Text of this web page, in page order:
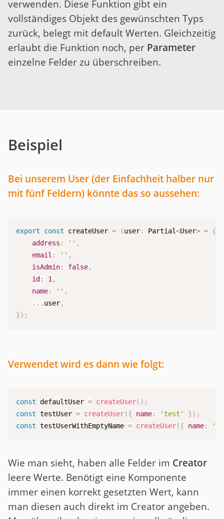
verwenden. Diese Funktion gibt ein
vollständiges Objekt des gewünschten Typs
zurück, belegt mit default Werten. Gleichzeitig
erlaubt die Funktion noch, per Parameter
einzelne Felder zu überschreiben.
Beispiel
Bei unserem User (der Einfachheit halber nur
mit fünf Feldern) könnte das so aussehen:
export const createUser = (user: Partial<User> = {
address : '' ,
email : '' ,
isAdmin: false,
id : 1 ,
name: '' ,
... user,
}) ;
Verwendet wird es dann wie folgt:
const defaultUser = createUser( ) ;
const testUser = createUser({ name: 'test' }) ;
const testUserWithEmptyName = createUser({ name: ''
Wie man sieht, haben alle Felder im Creator
leere Werte. Benötigt eine Komponente
immer einen korrekt gesetzten Wert, kann
man diesen auch direkt im Creator angeben.